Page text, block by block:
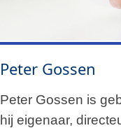
Peter Gossen
Peter Gossen is
hij eigenaar,